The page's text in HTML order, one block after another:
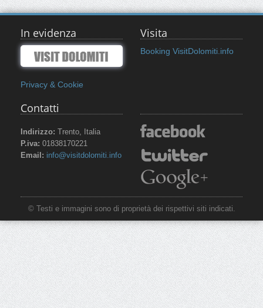
In evidenza
Privacy & Cookie
Visita
Booking VisitDolomiti.info
Contatti
Indirizzo: Trento, Italia
P.iva: 01838170221
Email: info@visitdolomiti.info
© Testi e immagini sono di proprietà dei rispettivi siti indicati.